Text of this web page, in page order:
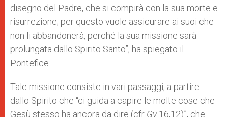
disegno del Padre, che si compirà con la sua morte e
risurrezione; per questo vuole assicurare ai suoi che
non li abbandonerà, perché la sua missione sarà
prolungata dallo Spirito Santo”, ha spiegato il
Pontefice.
Tale missione consiste in vari passaggi, a partire
dallo Spirito che “ci guida a capire le molte cose che
Gesù stesso ha ancora da dire (cfr Gv16,12)”, che